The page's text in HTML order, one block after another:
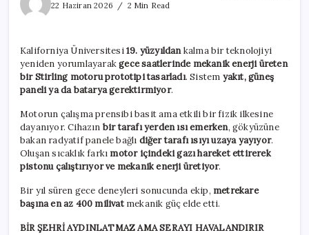
22 Haziran 2026
2 Min Read
soğukluğundan
enerji
üretiyor
Kaliforniya Üniversitesi19. yüzyıldankalma bir teknolojiyi
yeniden yorumlayarakgece saatlerinde mekanik enerji üreten
bir Stirling motoru prototipi tasarladı. Sistem yakıt, güneş
paneli ya da batarya gerektirmiyor.
Motorun çalışma prensibi basit ama etkili bir fizik ilkesine
dayanıyor. Cihazın bir tarafı yerden ısı emerken, gökyüzüne
bakan radyatif panele bağlı diğer tarafı ısıyı uzaya yayıyor.
Oluşan sıcaklık farkı motor içindeki gazı hareket ettirerek
pistonu çalıştırıyor ve mekanik enerji üretiyor.
Bir yıl süren gece deneyleri sonucunda ekip, metrekare
başına en az 400 milivatmekanik güç elde etti.
BİR ŞEHRİ AYDINLATMAZ AMA SERAYI HAVALANDIRIR